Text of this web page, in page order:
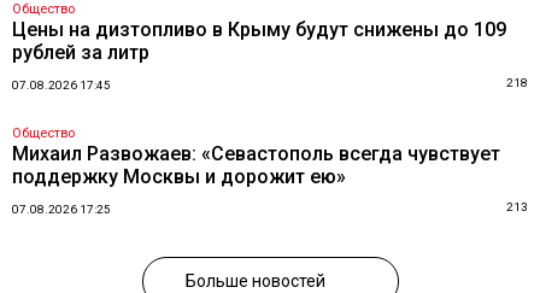
Общество
Цены на дизтопливо в Крыму будут снижены до 109
рублей за литр
07.08.2026 17:45 218
Общество
Михаил Развожаев: «Севастополь всегда чувствует
поддержку Москвы и дорожит ею»
07.08.2026 17:25 213
Больше новостей